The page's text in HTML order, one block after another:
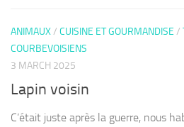
ANIMAUX/ CUISINE ET GOURMANDISE /
COURBEVOISIENS
3 MARCH 2025
Lapin voisin
C’était juste après la guerre, nous